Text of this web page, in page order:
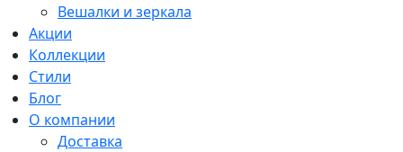
Вешалки и зеркала
Акции
Коллекции
Стили
Блог
О компании
Доставка